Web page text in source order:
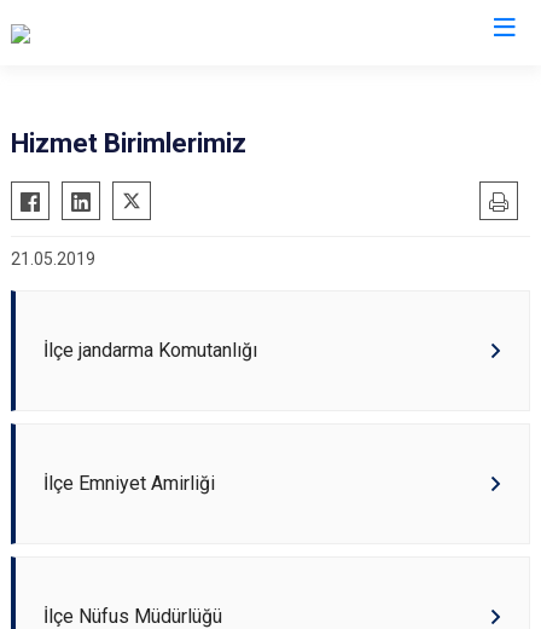
Bozüyük
Gölpazarı
İnhisar
Pazaryeri
Yenipazar
Hizmet Birimlerimiz
21.05.2019
İlçe jandarma Komutanlığı
İlçe Emniyet Amirliği
İlçe Nüfus Müdürlüğü